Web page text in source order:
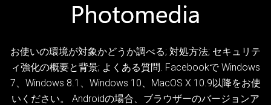
お使いの環境が対象かどうか調べる; 対処方法; セキュリテ
ィ強化の概要と背景; よくある質問. Facebookで Windows
7、Windows 8.1、Windows 10、MacOS X 10.9以降をお使
いください。 Androidの場合、ブラウザーのバージョンア